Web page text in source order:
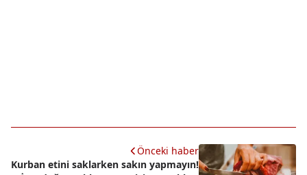
Önceki haber
Kurban etini saklarken sakın yapmayın!